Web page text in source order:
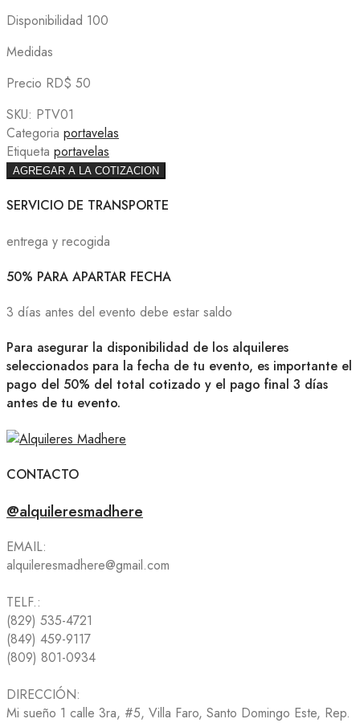
Disponibilidad 100
Medidas
Precio RD$ 50
SKU: PTV01
Categoria portavelas
Etiqueta portavelas
AGREGAR A LA COTIZACION
SERVICIO DE TRANSPORTE
entrega y recogida
50% PARA APARTAR FECHA
3 días antes del evento debe estar saldo
Para asegurar la disponibilidad de los alquileres
seleccionados para la fecha de tu evento, es importante el
pago del 50% del total cotizado y el pago final 3 días
antes de tu evento.
CONTACTO
@alquileresmadhere
EMAIL:
alquileresmadhere@gmail.com
TELF.:
(829) 535-4721
(849) 459-9117
(809) 801-0934
DIRECCIÓN:
Mi sueño 1 calle 3ra, #5, Villa Faro, Santo Domingo Este, Rep.